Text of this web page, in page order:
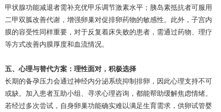
甲状腺功能减退者需补充优甲乐调节激素水平；胰岛素抵抗者可服用
二甲双胍改善代谢，增强卵巢对促排卵药物的敏感性。此外，子宫内
膜的容受性同样重要，对于反复着床失败的患者，需通过药物、理疗
等方式改善内膜厚度和血流情况。
五、心理与替代方案：理性面对，积极选择
长期的备孕压力会通过神经内分泌系统抑制排卵，因此心理支持不可
或缺。加入患者互助小组、寻求心理咨询，都能帮助缓解焦虑情绪。
若经过多次尝试，自身卵巢功能确实难以满足生育需求，供卵试管婴